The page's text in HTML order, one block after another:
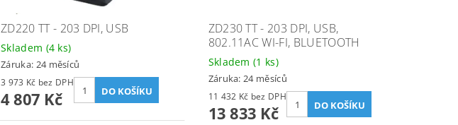
ZD220 TT - 203 DPI, USB
Skladem (4 ks)
Záruka: 24 měsíců
3 973 Kč bez DPH
4 807 Kč
ZD230 TT - 203 DPI, USB,
802.11AC WI-FI, BLUETOOTH
Skladem(1 ks)
Záruka: 24 měsíců
11 432 Kč bez DPH
13 833 Kč